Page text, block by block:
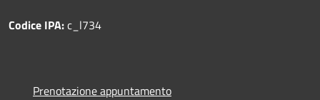
Codice IPA:c_l734
Prenotazione appuntamento